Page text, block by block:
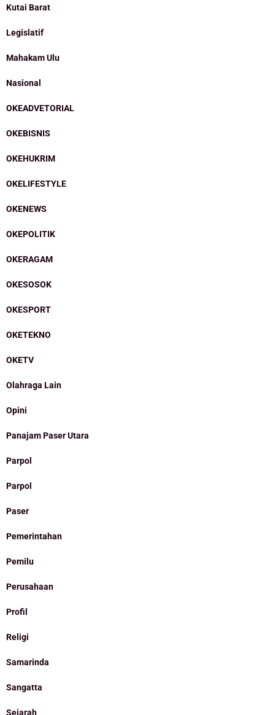
Kutai Barat
Legislatif
Mahakam Ulu
Nasional
OKEADVETORIAL
OKEBISNIS
OKEHUKRIM
OKELIFESTYLE
OKENEWS
OKEPOLITIK
OKERAGAM
OKESOSOK
OKESPORT
OKETEKNO
OKETV
Olahraga Lain
Opini
Panajam Paser Utara
Parpol
Parpol
Paser
Pemerintahan
Pemilu
Perusahaan
Profil
Religi
Samarinda
Sangatta
Sejarah